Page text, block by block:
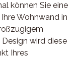
können Sie eine
Wohnwand in
wird diese
Ihres